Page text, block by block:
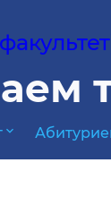
expand_more